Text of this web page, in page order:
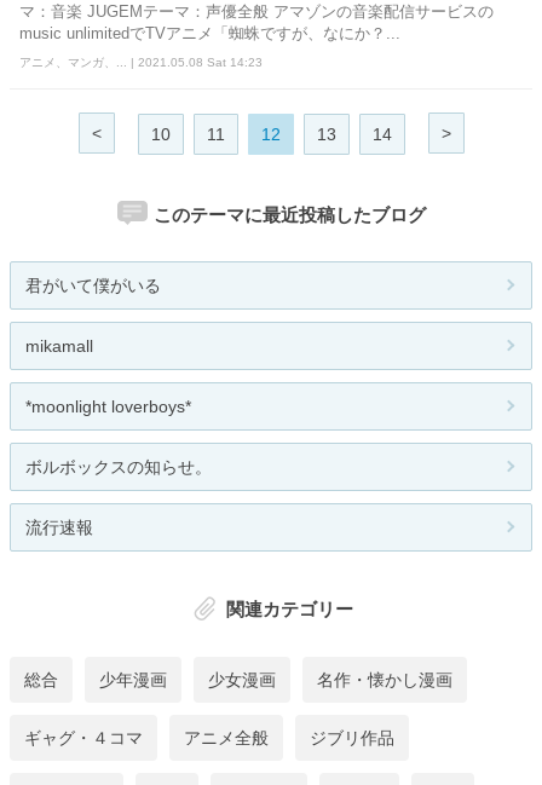
マ：音楽 JUGEMテーマ：声優全般 アマゾンの音楽配信サービスの
music unlimitedでTVアニメ「蜘蛛ですが、なにか？...
アニメ、マンガ、... | 2021.05.08 Sat 14:23
< 10 11 12 13 14 >
このテーマに最近投稿したブログ
君がいて僕がいる
mikamall
*moonlight loverboys*
ボルボックスの知らせ。
流行速報
関連カテゴリー
総合 少年漫画 少女漫画 名作・懐かし漫画
ギャグ・４コマ アニメ全般 ジブリ作品